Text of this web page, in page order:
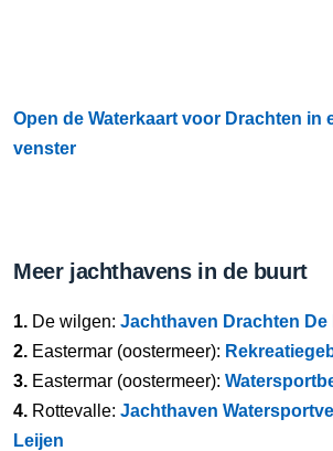
Open de Waterkaart voor Drachten in
venster
Meer jachthavens in de buurt
1. De wilgen: Jachthaven Drachten De
2. Eastermar (oostermeer):
3. Eastermar (oostermeer):
4. Rottevalle: Jachthaven
Leijen